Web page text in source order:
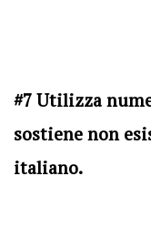
#7 Utilizza
sostiene non
italiano.